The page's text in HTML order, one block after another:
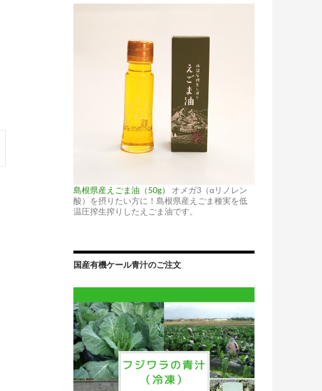
島根県産えごま油（50g）
オメガ3（αリノレン
酸）を摂りたい方に！島根県産えごま種実を低
温圧搾生搾りしたえごま油です。
国産有機ケール青汁のご注文